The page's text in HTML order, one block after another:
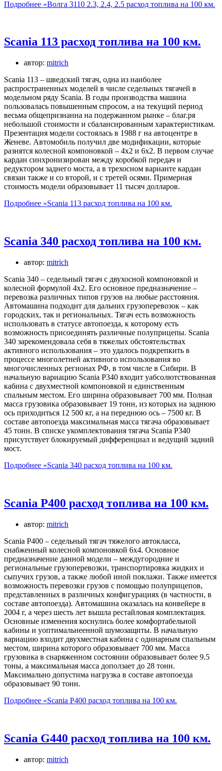
Подробнее »Волга 3110 2.3, 2.4, 2.5 расход топлива на 100 км.
Scania 113 расход топлива на 100 км.
автор: mitrich
Scania 113 – шведский тягач, одна из наиболее
распространенных моделей в числе седельных тягачей в
модельном ряду Scania. В годы производства машина
пользовалась повышенным спросом, а на текущий период
весьма общепризнанна на подержанном рынке – благ.ря
небольшой стоимости и сбалансированным характеристикам.
Презентация модели состоялась в 1988 г на автоцентре в
Женеве. Автомобиль получил две модификации, которые
разнятся колесной компоновкой – 4х2 и 6х2. В первом случае
кардан синхронизирован между коробкой передач и
редуктором заднего моста, а в трехосном варианте кардан
связан также и со второй, и с третей осями. Примерная
стоимость модели образовывает 11 тысяч долларов.
Подробнее »Scania 113 расход топлива на 100 км.
Scania 340 расход топлива на 100 км.
автор: mitrich
Scania 340 – седельный тягач с двухосной компоновкой и
колесной формулой 4х2. Его основное предназначение –
перевозка различных типов грузов на любые расстояния.
Автомашина подходит для дальних грузоперевозок – как
городских, так и региональных. Тягач есть возможность
использовать в статусе автопоезда, к которому есть
возможность присоединять различные полуприцепы. Scania
340 зарекомендовала себя в тяжелых обстоятельствах
активного использования – это удалось подкрепкить в
процессе многолетней активного использования во
многочисленных регионах РФ, в том числе в Сибири. В
начальную вариацию Scania P340 входит уабсолютствованная
кабина с двухместной компоновкой и единственным
спальным местом. Его ширина образовывает 700 мм. Полная
масса грузовика образовывает 19 тонн, из которых на заднюю
ось приходиться 12 500 кг, а на переднюю ось – 7500 кг. В
составе автопоезда максимальная масса тягача образовывает
45 тонн. В списке укомплектования тягача Scania P340
присутствует блокируемый дифференциал и ведущий задний
мост.
Подробнее »Scania 340 расход топлива на 100 км.
Scania P400 расход топлива на 100 км.
автор: mitrich
Scania P400 – седельный тягач тяжелого автокласса,
снабженный колесной компоновкой 6х4. Основное
предназначение данной модели – междугородние и
региональные грузоперевозки, транспортировка жидких и
сыпучих грузов, а также любой иной поклажи. Также имеется
возможность перевозки грузов с помощью полуприцепов,
представленных в различных конфигурациях (в частности, в
составе автопоезда). Автомашина оказалась на конвейере в
2004 г, а через шесть лет вышла рестайловая комплектация.
Основные изменения коснулись более комфортабельной
кабины и уоптимальнеенной шумозащиты. В начальную
вариацию входит двухместная кабина с одинарным спальным
местом, ширина которого образовывает 700 мм. Масса
грузовика в снаряженном состоянии образовывает более 9.5
тоны, а максимальная масса доползает до 28 тонн.
Максимально допустима нагрузка в составе автопоезда
образовывает 90 тонн.
Подробнее »Scania P400 расход топлива на 100 км.
Scania G440 расход топлива на 100 км.
автор: mitrich